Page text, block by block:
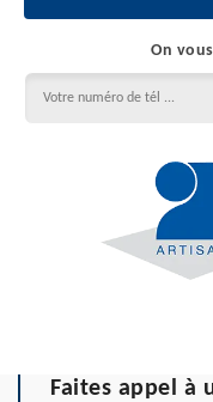
On
Faites appel à